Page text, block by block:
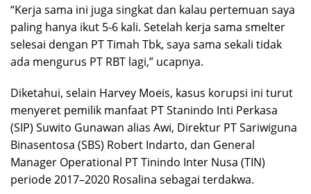
“Kerja sama ini juga singkat dan kalau pertemuan saya
paling hanya ikut 5-6 kali. Setelah kerja sama smelter
selesai dengan PT Timah Tbk, saya sama sekali tidak
ada mengurus PT RBT lagi,” ucapnya.
Diketahui, selain Harvey Moeis, kasus korupsi ini turut
menyeret pemilik manfaat PT Stanindo Inti Perkasa
(SIP) Suwito Gunawan alias Awi, Direktur PT Sariwiguna
Binasentosa (SBS) Robert Indarto, dan General
Manager Operational PT Tinindo Inter Nusa (TIN)
periode 2017–2020 Rosalina sebagai terdakwa.